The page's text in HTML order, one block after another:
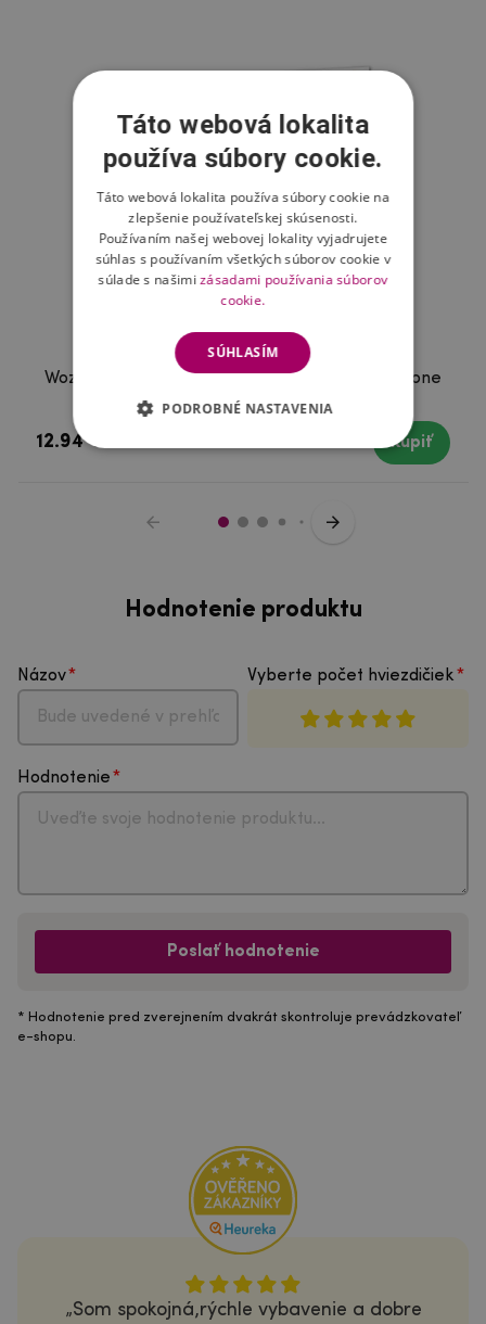
Wozinsky celoplošné tvrdené sklo na mobil iPhone
12 mini - čierne
12.94 € Kúpiť
Hodnotenie produktu
Názov Vyberte počet hviezdičiek
Hodnotenie
Poslať hodnotenie
* Hodnotenie pred zverejnením dvakrát skontroluje prevádzkovateľ
e-shopu.
Som spokojná,rýchle vybavenie a dobre
Táto webová lokalita
používa súbory cookie.
Táto webová lokalita používa súbory cookie na
zlepšenie používateľskej skúsenosti.
Používaním našej webovej lokality vyjadrujete
súhlas s používaním všetkých súborov cookie v
súlade s našimizásadami používania súborov
cookie.
SÚHLASÍM
PODROBNÉ NASTAVENIA